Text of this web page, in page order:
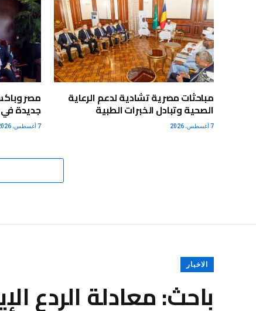
مباحثات مصرية تشادية لدعم الرعاية
الصحية وتبادل الخبرات الطبية
7 أغسطس، 2026
مصر
جديدة
7 أغسطس، 2026
الاخبار
باحث: معادلة الردع